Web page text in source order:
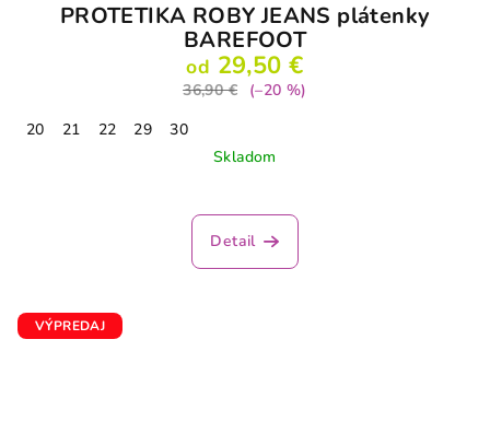
PROTETIKA ROBY JEANS plátenky
BAREFOOT
od 29,50 €
36,90 €
(–20 %)
20
21 22 29
30
Skladom
Detail
VÝPREDAJ